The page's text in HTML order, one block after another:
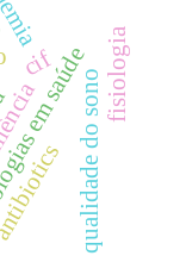
saúdequalidade do sono
cif fisiologia